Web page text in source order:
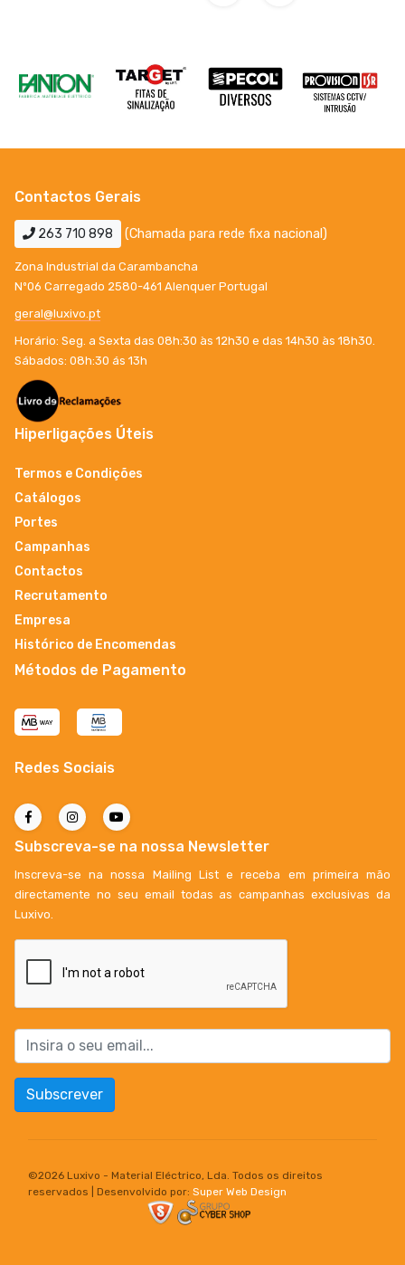
Contactos Gerais
263 710 898 (Chamada para rede fixa nacional)
Zona Industrial da Carambancha
Nº06 Carregado 2580-461 Alenquer Portugal
geral@luxivo.pt
Horário: Seg. a Sexta das 08h:30 às 12h30 e das 14h30 às 18h30.
Sábados: 08h:30 ás 13h
Hiperligações Úteis
Termos e Condições
Catálogos
Portes
Campanhas
Contactos
Recrutamento
Empresa
Histórico de Encomendas
Métodos de Pagamento
Redes Sociais
Subscreva-se na nossa Newsletter
Inscreva-se na nossa Mailing List e receba em primeira mão
directamente no seu email todas as campanhas exclusivas da
Luxivo.
Subscrever
©2026 Luxivo - Material Eléctrico, Lda. Todos os direitos
reservados | Desenvolvido por: Super Web Design